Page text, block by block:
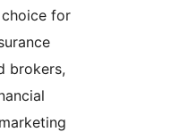
for
brokers,